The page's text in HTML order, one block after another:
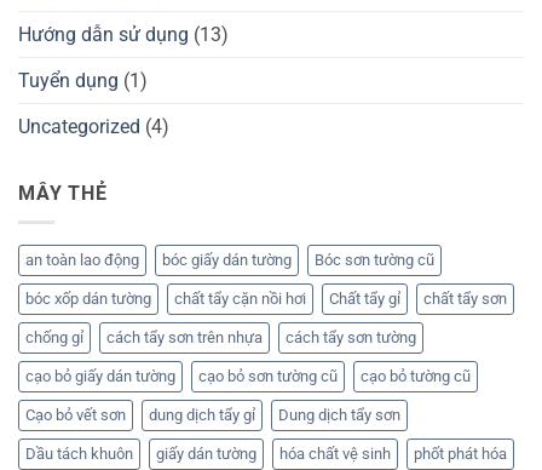
Hướng dẫn sử dụng (13)
Tuyển dụng (1)
Uncategorized (4)
MÂY THẺ
an toàn lao động bóc giấy dán tường Bóc sơn tường cũ
bóc xốp dán tường chất tẩy cặn nồi hơi Chất tẩy gỉ chất tẩy sơn
chống gỉ cách tẩy sơn trên nhựa cách tẩy sơn tường
cạo bỏ giấy dán tường cạo bỏ sơn tường cũ cạo bỏ tường cũ
Cạo bỏ vết sơn dung dịch tẩy gỉ Dung dịch tẩy sơn
Dầu tách khuôn giấy dán tường hóa chất vệ sinh phốt phát hóa